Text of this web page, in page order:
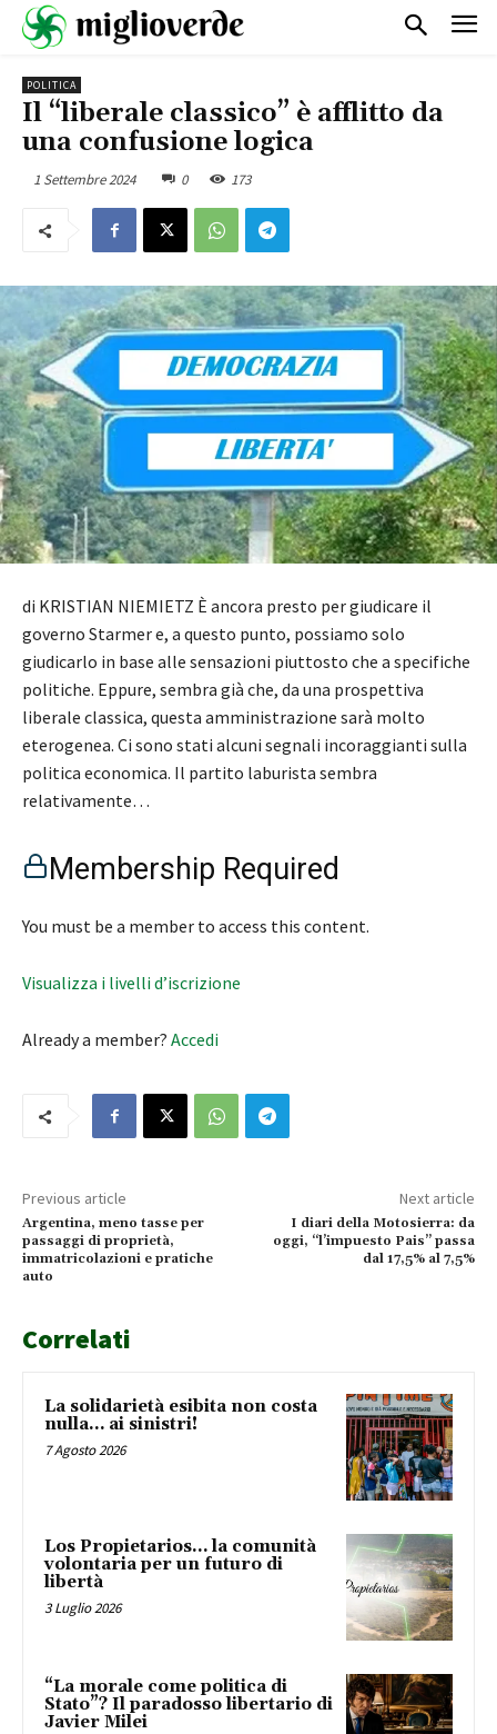
POLITICA
Il “liberale classico” è afflitto da
una confusione logica
1 Settembre 2024 0 173
di KRISTIAN NIEMIETZ È ancora presto per giudicare il
governo Starmer e, a questo punto, possiamo solo
giudicarlo in base alle sensazioni piuttosto che a specifiche
politiche. Eppure, sembra già che, da una prospettiva
liberale classica, questa amministrazione sarà molto
eterogenea. Ci sono stati alcuni segnali incoraggianti sulla
politica economica. Il partito laburista sembra
relativamente…
Membership Required
You must be a member to access this content.
Visualizza i livelli d’iscrizione
Already a member? Accedi
Previous article
Argentina, meno tasse per
passaggi di proprietà,
immatricolazioni e pratiche
auto
Next article
I diari della Motosierra: da
oggi, “l’impuesto Pais” passa
dal 17,5% al 7,5%
Correlati
La solidarietà esibita non costa
nulla… ai sinistri!
7 Agosto 2026
Los Propietarios… la comunità
volontaria per un futuro di
libertà
3 Luglio 2026
“La morale come politica di
Stato”? Il paradosso libertario di
Javier Milei